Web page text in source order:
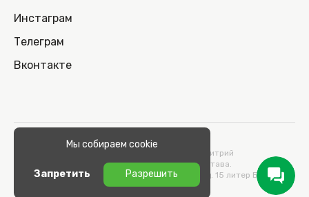
Инстаграм
Телеграм
Вконтакте
© 2026 100nout.by,
ООО «СТОНОУТБУКОВ» Директор Метельский Дмитрий
Константинович, действующий на основании Устава.
Адрес: 220100, Беларусь, г. Минск, ул. Кульман, д. 15 литер Б 9/к.
Мы собираем cookie
Запретить Разрешить